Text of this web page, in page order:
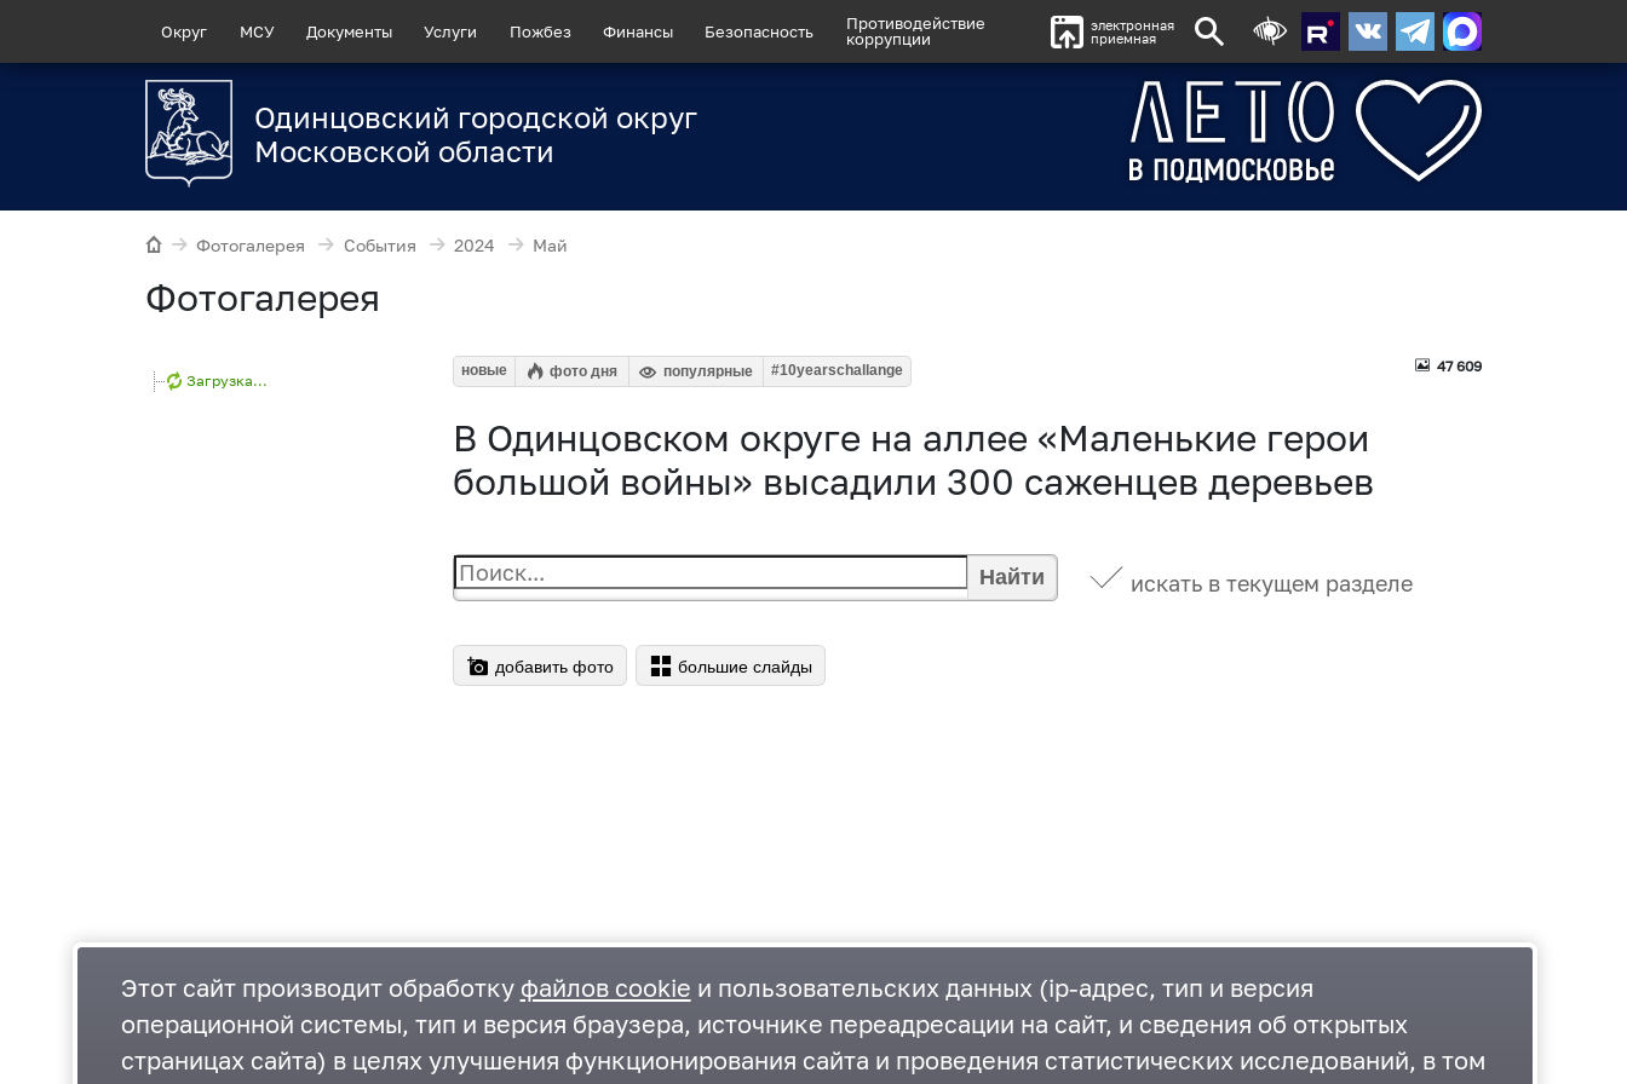
Округ МСУ Документы Услуги Пожбез Финансы Безопасность
Противодействие
коррупции
электронная
приемная
Одинцовский городской округ
Московской области
Фотогалерея События 2024 Май
Фотогалерея
Загрузка...
47 609
новые фото дня популярные #10yearschallange
В Одинцовском округе на аллее «Маленькие герои
большой войны» высадили 300 саженцев деревьев
Найти искать в текущем разделе
добавить фото большие слайды
Этот сайт производит обработку файлов cookie и пользовательских данных (ip-адрес, тип и версия
операционной системы, тип и версия браузера, источнике переадресации на сайт, и сведения об открытых
страницах сайта) в целях улучшения функционирования сайта и проведения статистических исследований, в том